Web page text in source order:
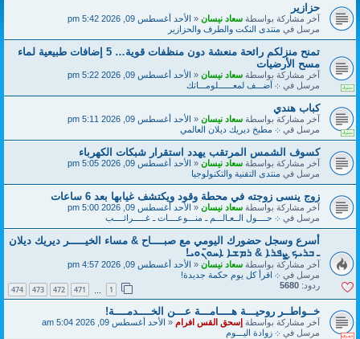
حزازير
آخر مشاركة بواسطةسعاد نيسان«الأحد أغسطس 09, 2026 5:42 pm
مرسل فيمنتدى النكت والطرف والحزازير
تمنح منزلكم رائحة منعشة دون منظفات قوية… 5 إضافات طبيعية لماء
مسح الأرضيات
آخر مشاركة بواسطةسعاد نيسان«الأحد أغسطس 09, 2026 5:22 pm
مرسل في܀ أضـــف لمعــــــلومـــاتك
كباب هندي
آخر مشاركة بواسطةسعاد نيسان«الأحد أغسطس 09, 2026 5:11 pm
مرسل في܀ مطبخ ديريك ديلان العالمي
كسوف الشمس المرتقب يهدد استقرار شبكات الكهرباء
آخر مشاركة بواسطةسعاد نيسان«الأحد أغسطس 09, 2026 5:05 pm
مرسل فيمنتدى التقنية والتكنولوجيا
زوج ينسى زوجته في محطة وقود ويكتشف غيابها بعد 6 ساعات
آخر مشاركة بواسطةسعاد نيسان«الأحد أغسطس 09, 2026 5:00 pm
مرسل في܀ حــــول الــعـالـــم ـ منـــوعــــات ـ غـــــرائــــب
أسرع وسجل حضورك اليومي مع صبــــاح & مساء الخيـــــر ديريك ديلان
ـ ܒܪܝܟ̣ ܨܦܪܐ & ܪܡܫܐ ܐܚܘ̈ܢܘܝ!
آخر مشاركة بواسطةسعاد نيسان«الأحد أغسطس 09, 2026 4:57 pm
مرسل في܀ اقرأ كل يوم حكمة جديدة!
ردود: 5680
471
472
473
474
خــواطــر روحيـــة هــــامـــة عـــن الخــــدمــــة!
آخر مشاركة بواسطةإسحق القس افرام«الأحد أغسطس 09, 2026 5:04 am
مرسل في܀ زوادة اليـــوم